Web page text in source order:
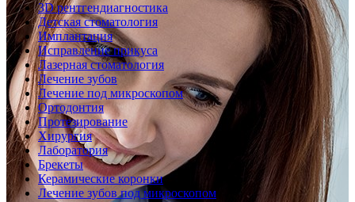
3D рентгендиагностика
Детская стоматология
Имплантация
Исправление прикуса
Лазерная стоматология
Лечение зубов
Лечение под микроскопом
Ортодонтия
Протезирование
Хирургия
Лаборатория
Брекеты
Керамические коронки
Лечение зубов под микроскопом